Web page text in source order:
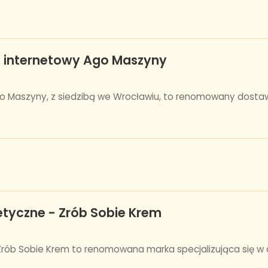
internetowy Ago Maszyny
Maszyny, z siedzibą we Wrocławiu, to renomowany
- Zrób Sobie Krem
Sobie Krem to renomowana marka specjalizująca się w